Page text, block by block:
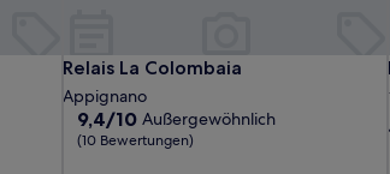
Relais La Colombaia
Relais La Colombaia
Appignano
9.4
von
9,4/10 Außergewöhnlich
(10 Bewertungen)